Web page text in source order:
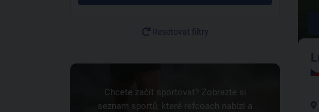
Resetovat filtry
Chcete začít sportovat? Zobrazte si
seznam sportů, které refcoach nabízí a